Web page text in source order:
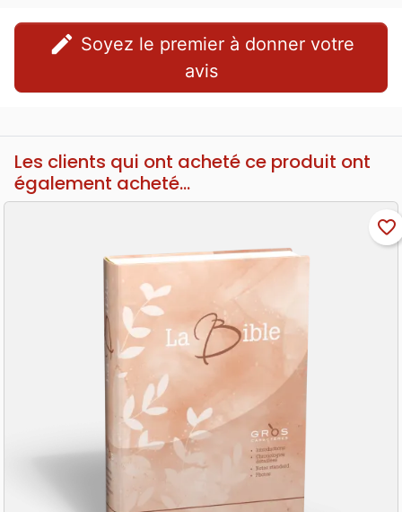
edit
avis
Les clients qui ont acheté ce produit ont
également acheté...
favorite_border